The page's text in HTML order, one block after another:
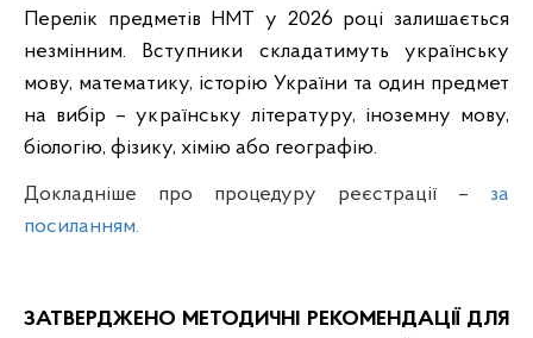
Перелік предметів НМТ у 2026 році залишається
незмінним. Вступники складатимуть українську
мову, математику, історію України та один предмет
на вибір – українську літературу, іноземну мову,
біологію, фізику, хімію або географію.
Докладніше про процедуру реєстрації – за
посиланням.
ЗАТВЕРДЖЕНО МЕТОДИЧНІ РЕКОМЕНДАЦІЇ ДЛЯ